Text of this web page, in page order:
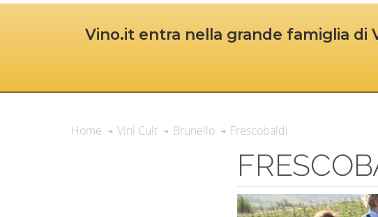
Vino.it entra nella grande famiglia di
Home Vini Cult Brunello Frescobaldi